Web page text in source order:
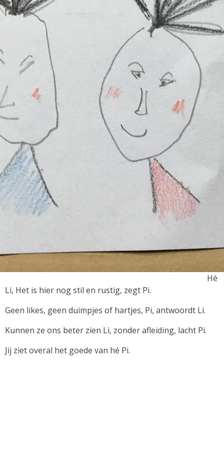
Hé
Li, Het is hier nog stil en rustig, zegt Pi.
Geen likes, geen duimpjes of hartjes, Pi, antwoordt Li.
Kunnen ze ons beter zien Li, zonder afleiding, lacht Pi.
Jij ziet overal het goede van hé Pi.